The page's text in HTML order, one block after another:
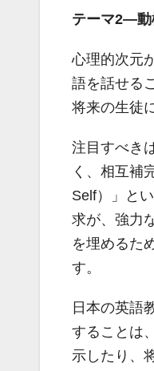
テーマ2―動
心理的次元
語を話せる
将来の生徒
注目すべき
く、相互補
Self）」と
求が、強力
を埋めるた
す。
日本の英語
することは
示したり、